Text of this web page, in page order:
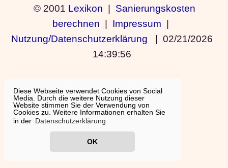
Diese Webseite verwendet Cookies von Social
Media. Durch die weitere Nutzung dieser
Website stimmen Sie der Verwendung von
Cookies zu. Weitere Informationen erhalten Sie
in der Datenschutzerklärung
OK
© 2001 Lexikon | Sanierungskosten
berechnen | Impressum |
Nutzung/Datenschutzerklärung | 02/21/2026
14:39:56